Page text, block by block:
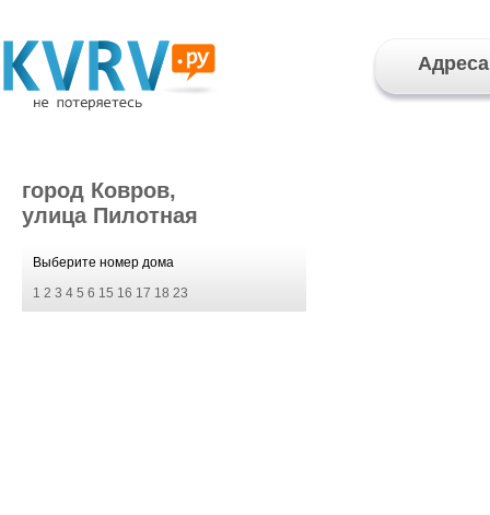
Адреса
город Ковров,
улица Пилотная
Выберите номер дома
1 2 3 4 5 6 15 16 17 18 23